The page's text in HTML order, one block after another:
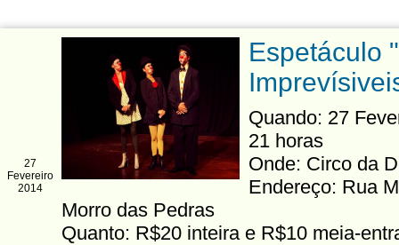
27
Fevereiro
2014
Espetáculo
Quando: 27
21 horas
Onde: Circo da
Endereço: Rua
Morro das Pedras
Quanto: R$20 inteira e R$10 meia-